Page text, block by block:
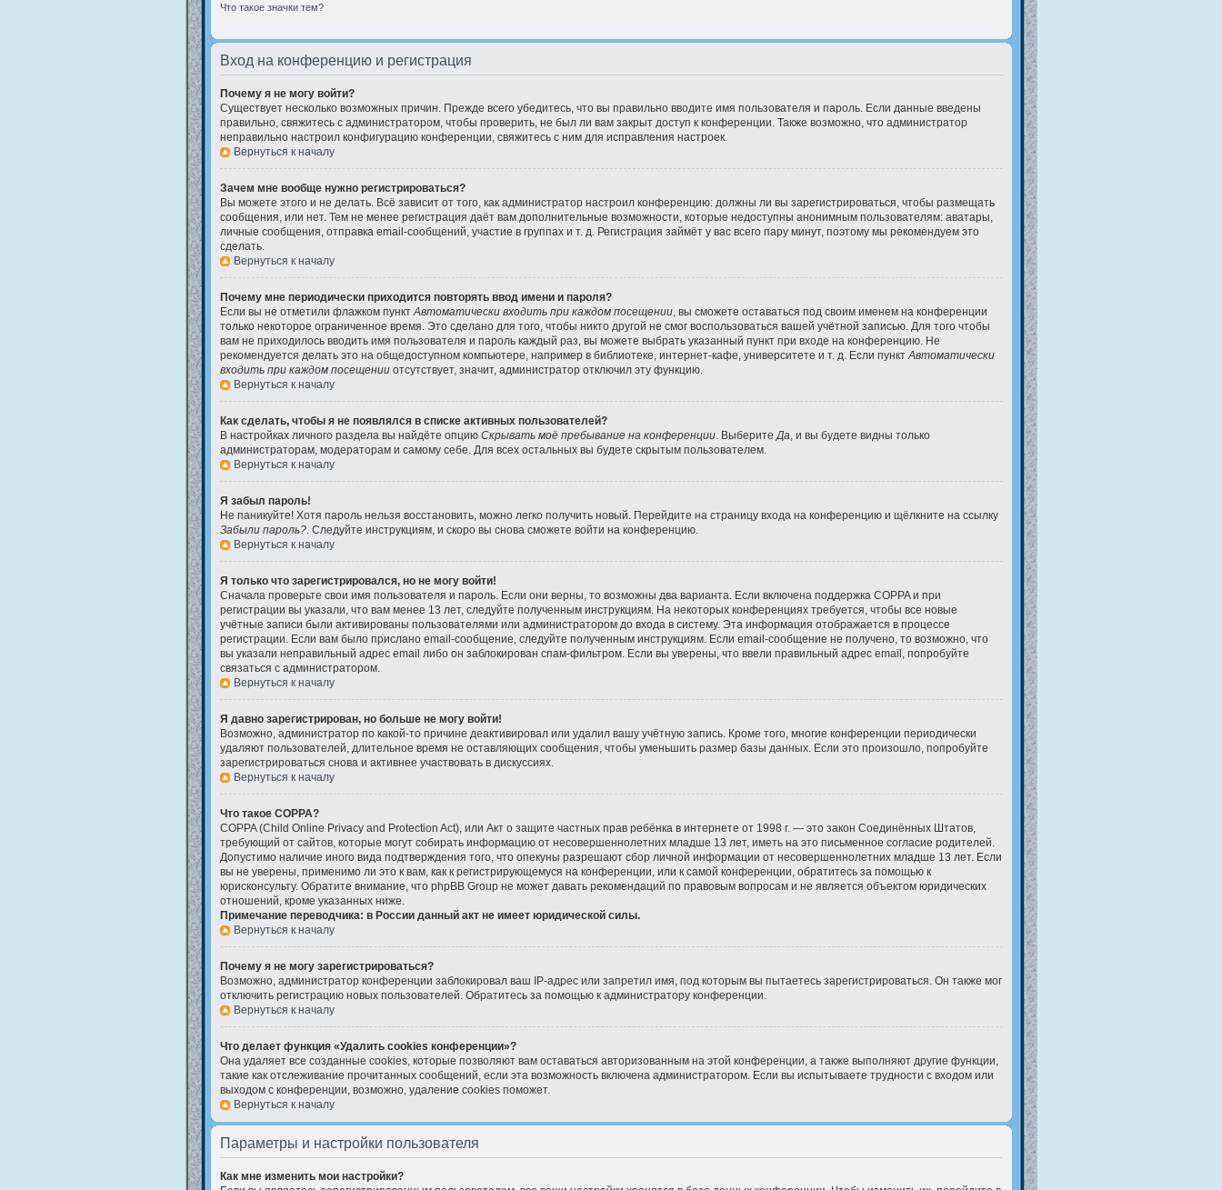
Что такое значки тем?
Вход на конференцию и регистрация
Почему я не могу войти?
Существует несколько возможных причин. Прежде всего убедитесь, что вы правильно вводите имя пользователя и пароль. Если данные введены
правильно, свяжитесь с администратором, чтобы проверить, не был ли вам закрыт доступ к конференции. Также возможно, что администратор
неправильно настроил конфигурацию конференции, свяжитесь с ним для исправления настроек.
Вернуться к началу
Зачем мне вообще нужно регистрироваться?
Вы можете этого и не делать. Всё зависит от того, как администратор настроил конференцию: должны ли вы зарегистрироваться, чтобы размещать
сообщения, или нет. Тем не менее регистрация даёт вам дополнительные возможности, которые недоступны анонимным пользователям: аватары,
личные сообщения, отправка email-сообщений, участие в группах и т. д. Регистрация займёт у вас всего пару минут, поэтому мы рекомендуем это
сделать.
Вернуться к началу
Почему мне периодически приходится повторять ввод имени и пароля?
Если вы не отметили флажком пунктАвтоматически входить при каждом посещении, вы сможете оставаться под своим именем на конференции
только некоторое ограниченное время. Это сделано для того, чтобы никто другой не смог воспользоваться вашей учётной записью. Для того чтобы
вам не приходилось вводить имя пользователя и пароль каждый раз, вы можете выбрать указанный пункт при входе на конференцию. Не
рекомендуется делать это на общедоступном компьютере, например в библиотеке, интернет-кафе, университете и т. д. Если пунктАвтоматически
входить при каждом посещенииотсутствует, значит, администратор отключил эту функцию.
Вернуться к началу
Как сделать, чтобы я не появлялся в списке активных пользователей?
В настройках личного раздела вы найдёте опцию Скрывать моё пребывание на конференции. ВыберитеДа, и вы будете видны только
администраторам, модераторам и самому себе. Для всех остальных вы будете скрытым пользователем.
Вернуться к началу
Я забыл пароль!
Не паникуйте! Хотя пароль нельзя восстановить, можно легко получить новый. Перейдите на страницу входа на конференцию и щёлкните на ссылку
Забыли пароль?. Следуйте инструкциям, и скоро вы снова сможете войти на конференцию.
Вернуться к началу
Я только что зарегистрировался, но не могу войти!
Сначала проверьте свои имя пользователя и пароль. Если они верны, то возможны два варианта. Если включена поддержка COPPA и при
регистрации вы указали, что вам менее 13 лет, следуйте полученным инструкциям. На некоторых конференциях требуется, чтобы все новые
учётные записи были активированы пользователями или администратором до входа в систему. Эта информация отображается в процессе
регистрации. Если вам было прислано email-сообщение, следуйте полученным инструкциям. Если email-сообщение не получено, то возможно, что
вы указали неправильный адрес email либо он заблокирован спам-фильтром. Если вы уверены, что ввели правильный адрес email, попробуйте
связаться с администратором.
Вернуться к началу
Я давно зарегистрирован, но больше не могу войти!
Возможно, администратор по какой-то причине деактивировал или удалил вашу учётную запись. Кроме того, многие конференции периодически
удаляют пользователей, длительное время не оставляющих сообщения, чтобы уменьшить размер базы данных. Если это произошло, попробуйте
зарегистрироваться снова и активнее участвовать в дискуссиях.
Вернуться к началу
Что такое COPPA?
COPPA (Child Online Privacy and Protection Act), или Акт о защите частных прав ребёнка в интернете от 1998 г. — это закон Соединённых Штатов,
требующий от сайтов, которые могут собирать информацию от несовершеннолетних младше 13 лет, иметь на это письменное согласие родителей.
Допустимо наличие иного вида подтверждения того, что опекуны разрешают сбор личной информации от несовершеннолетних младше 13 лет. Если
вы не уверены, применимо ли это к вам, как к регистрирующемуся на конференции, или к самой конференции, обратитесь за помощью к
юрисконсульту. Обратите внимание, что phpBB Group не может давать рекомендаций по правовым вопросам и не является объектом юридических
отношений, кроме указанных ниже.
Примечание переводчика: в России данный акт не имеет юридической силы.
Вернуться к началу
Почему я не могу зарегистрироваться?
Возможно, администратор конференции заблокировал ваш IP-адрес или запретил имя, под которым вы пытаетесь зарегистрироваться. Он также мог
отключить регистрацию новых пользователей. Обратитесь за помощью к администратору конференции.
Вернуться к началу
Что делает функция «Удалить cookies конференции»?
Она удаляет все созданные cookies, которые позволяют вам оставаться авторизованным на этой конференции, а также выполняют другие функции,
такие как отслеживание прочитанных сообщений, если эта возможность включена администратором. Если вы испытываете трудности с входом или
выходом с конференции, возможно, удаление cookies поможет.
Вернуться к началу
Параметры и настройки пользователя
Как мне изменить мои настройки?